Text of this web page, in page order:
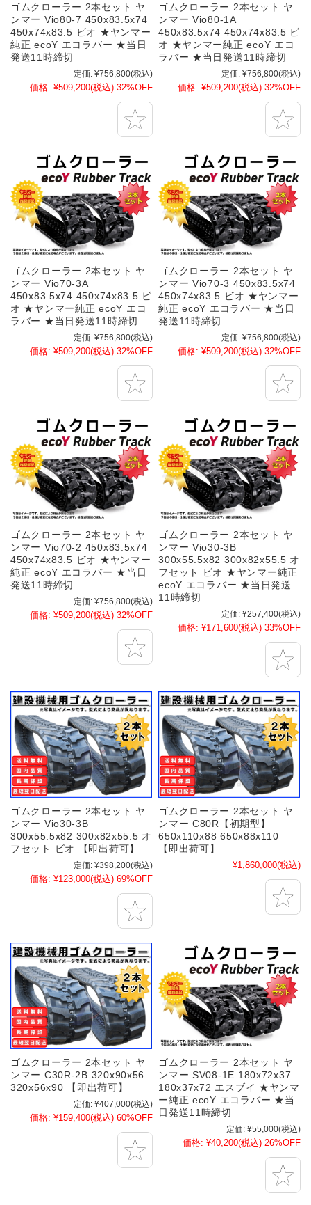
ゴムクローラー 2本セット ヤ
ンマー Vio80-7 450x83.5x74
450x74x83.5 ビオ ★ヤンマー
純正 ecoY エコラバー ★当日
発送11時締切
定価: ¥756,800(税込)
価格: ¥509,200(税込) 32%OFF
ゴムクローラー 2本セット ヤ
ンマー Vio80-1A
450x83.5x74 450x74x83.5 ビ
オ ★ヤンマー純正 ecoY エコ
ラバー ★当日発送11時締切
定価: ¥756,800(税込)
価格: ¥509,200(税込) 32%OFF
ゴムクローラー 2本セット ヤ
ンマー Vio70-3A
450x83.5x74 450x74x83.5 ビ
オ ★ヤンマー純正 ecoY エコ
ラバー ★当日発送11時締切
定価: ¥756,800(税込)
価格: ¥509,200(税込) 32%OFF
ゴムクローラー 2本セット ヤ
ンマー Vio70-3 450x83.5x74
450x74x83.5 ビオ ★ヤンマー
純正 ecoY エコラバー ★当日
発送11時締切
定価: ¥756,800(税込)
価格: ¥509,200(税込) 32%OFF
ゴムクローラー 2本セット ヤ
ンマー Vio70-2 450x83.5x74
450x74x83.5 ビオ ★ヤンマー
純正 ecoY エコラバー ★当日
発送11時締切
定価: ¥756,800(税込)
価格: ¥509,200(税込) 32%OFF
ゴムクローラー 2本セット ヤ
ンマー Vio30-3B
300x55.5x82 300x82x55.5 オ
フセット ビオ ★ヤンマー純正
ecoY エコラバー ★当日発送
11時締切
定価: ¥257,400(税込)
価格: ¥171,600(税込) 33%OFF
ゴムクローラー 2本セット ヤ
ンマー Vio30-3B
300x55.5x82 300x82x55.5 オ
フセット ビオ 【即出荷可】
定価: ¥398,200(税込)
価格: ¥123,000(税込) 69%OFF
ゴムクローラー 2本セット ヤ
ンマー C80R【初期型】
650x110x88 650x88x110
【即出荷可】
¥1,860,000(税込)
ゴムクローラー 2本セット ヤ
ンマー C30R-2B 320x90x56
320x56x90 【即出荷可】
定価: ¥407,000(税込)
価格: ¥159,400(税込) 60%OFF
ゴムクローラー 2本セット ヤ
ンマー SV08-1E 180x72x37
180x37x72 エスブイ ★ヤンマ
ー純正 ecoY エコラバー ★当
日発送11時締切
定価: ¥55,000(税込)
価格: ¥40,200(税込) 26%OFF